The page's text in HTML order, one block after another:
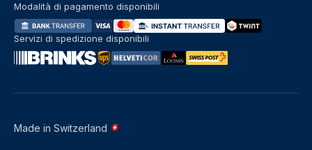
Made in Switzerland
Modalità di pagamento disponibili
Servizi di spedizione disponibili